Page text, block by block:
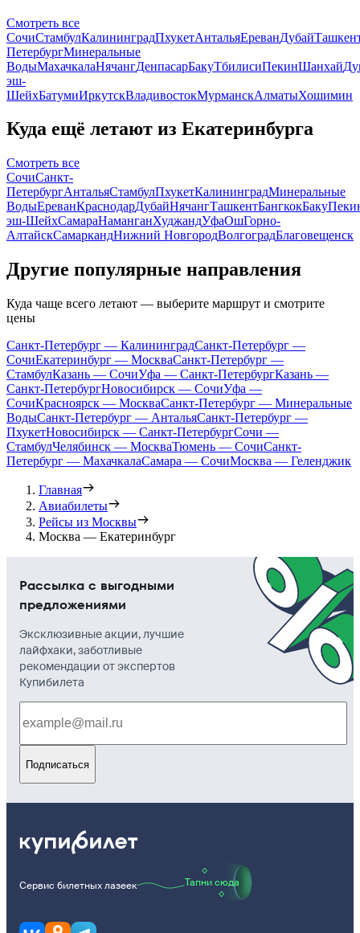
Смотреть все
СочиСтамбулКалининградПхукетАнтальяЕреванДубай
ПетербургМинеральные
ВодыМахачкалаНячангДенпасарБакуТбилисиПекинШанхай
эш-
ШейхБатумиИркутскВладивостокМурманскАлматыХошимин
Куда ещё летают из Екатеринбурга
Смотреть все
СочиСанкт-
ПетербургАнтальяСтамбулПхукетКалининградМинеральные
ВодыЕреванКраснодарДубайНячангТашкентБангкокБаку
эш-ШейхСамараНаманганХуджандУфаОшГорно-
АлтайскСамаркандНижний НовгородВолгоградБлаговещенск
Другие популярные направления
Куда чаще всего летают — выберите маршрут и смотрите
цены
Санкт-Петербург — КалининградСанкт-Петербург —
СочиЕкатеринбург — МоскваСанкт-Петербург —
СтамбулКазань — СочиУфа — Санкт-ПетербургКазань —
Санкт-ПетербургНовосибирск — СочиУфа —
СочиКрасноярск — МоскваСанкт-Петербург — Минеральные
ВодыСанкт-Петербург — АнтальяСанкт-Петербург —
ПхукетНовосибирск — Санкт-ПетербургСочи —
СтамбулЧелябинск — МоскваТюмень — СочиСанкт-
Петербург — МахачкалаСамара — СочиМосква — Геленджик
Главная
Авиабилеты
Рейсы из Москвы
Москва — Екатеринбург
Рассылка с выгодными
предложениями
Эксклюзивные акции, лучшие
лайфхаки, заботливые
рекомендации от экспертов
Купибилета
Подписаться
Сервис билетных лазеек Тапни сюда